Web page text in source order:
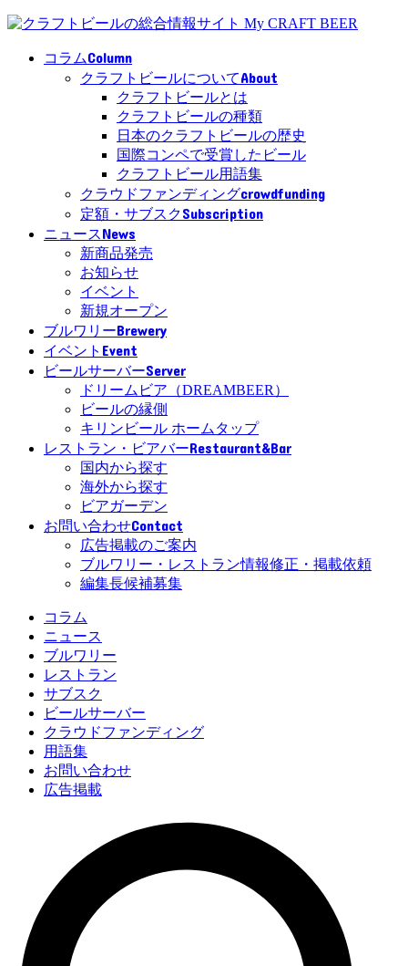
コラムColumn
クラフトビールについてAbout
クラフトビールとは
クラフトビールの種類
日本のクラフトビールの歴史
国際コンペで受賞したビール
クラフトビール用語集
クラウドファンディングcrowdfunding
定額・サブスクSubscription
ニュースNews
新商品発売
お知らせ
イベント
新規オープン
ブルワリーBrewery
イベント Event
ビールサーバーServer
ドリームビア（DREAMBEER）
ビールの縁側
キリンビール ホームタップ
レストラン・ビアバーRestaurant&Bar
国内から探す
海外から探す
ビアガーデン
お問い合わせContact
広告掲載のご案内
ブルワリー・レストラン情報修正・掲載依頼
編集長候補募集
コラム
ニュース
ブルワリー
レストラン
サブスク
ビールサーバー
クラウドファンディング
用語集
お問い合わせ
広告掲載